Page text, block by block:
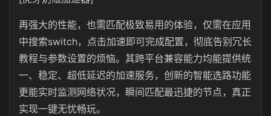
再强大的性能，也需匹配极致易用的体验，仅需在应用
中搜索switch，点击加速即可完成配置，彻底告别冗长
教程与参数设置的烦恼。其跨平台兼容能力均能提供统
一、稳定、超低延迟的加速服务，创新的智能选路功能
更能实时监测网络状况，瞬间匹配最迅捷的节点，真正
实现一键无忧畅玩。